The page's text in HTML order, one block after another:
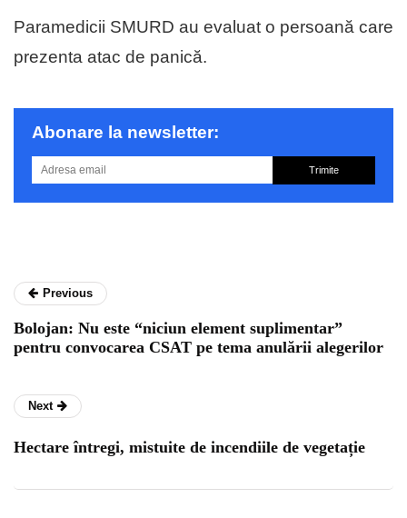
Paramedicii SMURD au evaluat o persoană care
prezenta atac de panică.
Abonare la newsletter:
Trimite
Previous
Bolojan: Nu este “niciun element suplimentar”
pentru convocarea CSAT pe tema anulării alegerilor
Next
Hectare întregi, mistuite de incendiile de vegetație